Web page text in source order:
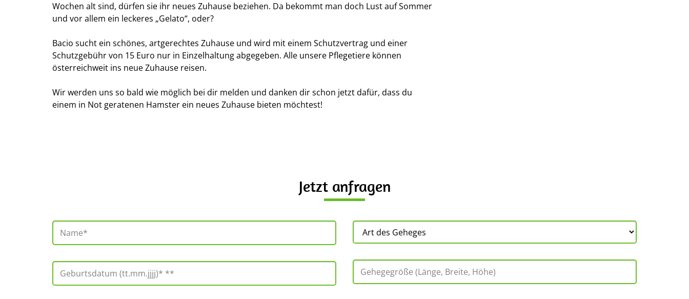
Wochen alt sind, dürfen sie ihr neues Zuhause beziehen. Da bekommt man doch Lust auf Sommer
und vor allem ein leckeres „Gelato“, oder?
Bacio sucht ein schönes, artgerechtes Zuhause und wird mit einem Schutzvertrag und einer
Schutzgebühr von 15 Euro nur in Einzelhaltung abgegeben. Alle unsere Pflegetiere können
österreichweit ins neue Zuhause reisen.
Wir werden uns so bald wie möglich bei dir melden und danken dir schon jetzt dafür, dass du
einem in Not geratenen Hamster ein neues Zuhause bieten möchtest!
Jetzt anfragen